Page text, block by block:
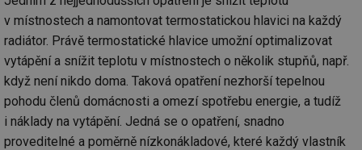
v místnostech a namontovat termostatickou hlavici na každý
radiátor. Právě termostatické hlavice umožní optimalizovat
vytápění a snížit teplotu v místnostech o několik stupňů, např.
když není nikdo doma. Taková opatření nezhorší tepelnou
pohodu členů domácnosti a omezí spotřebu energie, a tudíž
i náklady na vytápění. Jedná se o opatření, snadno
proveditelné a poměrně nízkonákladové, které každý vlastník